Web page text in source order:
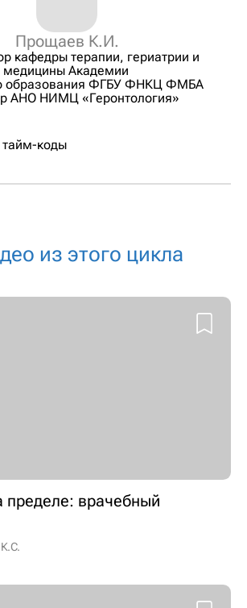
Прощаев К.И.
кафедры терапии, гериатрии и
медицины Академии
образования ФГБУ ФНКЦ ФМБА
АНО НИМЦ «Геронтология»
тайм-коды
из этого цикла
пределе: врачебный